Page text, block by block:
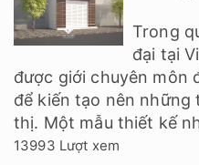
Trong
đại tại
được giới chuyên môn
để kiến tạo nên
thị. Một mẫu thiết kế
13993 Lượt xem